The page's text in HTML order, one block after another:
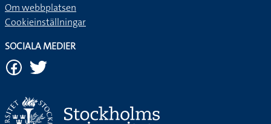
Om webbplatsen
Cookieinställningar
SOCIALA MEDIER